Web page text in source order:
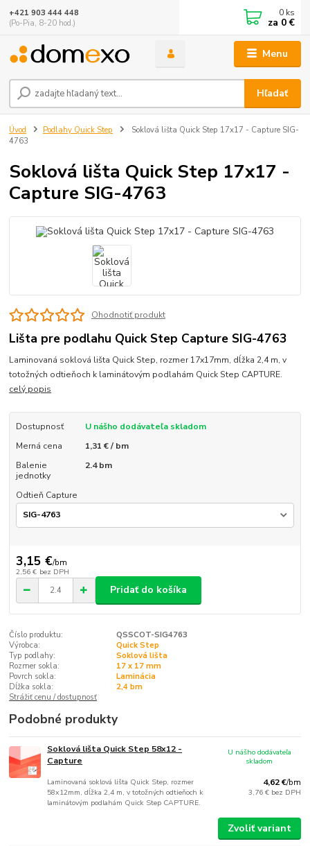
Menu
Hľadať
+421 903 444 448
(Po-Pia, 8-20 hod.)
0 ks
za 0 €
Úvod Podlahy Quick Step
Soklová lišta Quick Step 17x17 - Capture SIG-
4763
Soklová lišta Quick Step 17x17 -
Capture SIG-4763
Ohodnotiť produkt
Lišta pre podlahu Quick Step Capture SIG-4763
Laminovaná soklová lišta Quick Step, rozmer 17x17mm, dĺžka 2,4 m, v
totožných odtieňoch k laminátovým podlahám Quick Step CAPTURE.
celý popis
Dostupnosť
U nášho dodávateľa skladom
Merná cena
1,31 € / bm
Balenie
jednotky
2.4 bm
Odtieň Capture
3,15 €/bm
2,56 € bez DPH
Pridať do košíka
Číslo produktu:
QSSCOT-SIG4763
Výrobca:
Quick Step
Typ podlahy:
Soklová lišta
Rozmer sokla:
17 x 17 mm
Povrch sokla:
Laminácia
Dĺžka sokla:
2,4 bm
Strážiť cenu / dostupnosť
Podobné produkty
Soklová lišta Quick Step 58x12 -
Capture
Laminovaná soklová lišta Quick Step, rozmer
58x12mm, dĺžka 2,4 m, v totožných odtieňoch k
laminátovým podlahám Quick Step CAPTURE.
4,62 €/bm
3,76 € bez DPH
U nášho dodávateľa
skladom
Zvoliť variant